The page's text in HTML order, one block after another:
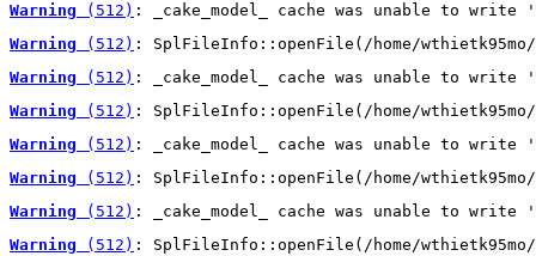
Warning (512) : _cake_model_ cache was unable to
Warning (512) : SplFileInfo::openFile(/home/wthietk95mo/
Warning (512) : _cake_model_ cache was unable to
Warning (512) : SplFileInfo::openFile(/home/wthietk95mo/
Warning (512) : _cake_model_ cache was unable to
Warning (512) : SplFileInfo::openFile(/home/wthietk95mo/
Warning (512) : _cake_model_ cache was unable to
Warning (512) : SplFileInfo::openFile(/home/wthietk95mo/